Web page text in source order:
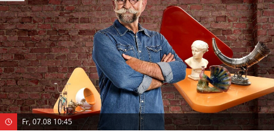
Fr, 07.08 10:45